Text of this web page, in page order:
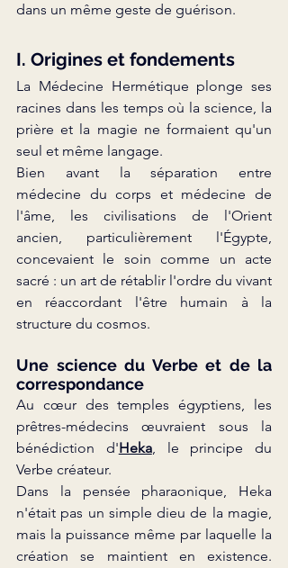
dans un même geste de guérison.
I. Origines et fondements
La Médecine Hermétique plonge ses
racines dans les temps où la science, la
prière et la magie ne formaient qu'un
seul et même langage.
Bien avant la séparation entre
médecine du corps et médecine de
l'âme, les civilisations de l'Orient
ancien, particulièrement l'Égypte,
concevaient le soin comme un acte
sacré : un art de rétablir l'ordre du vivant
en réaccordant l'être humain à la
structure du cosmos.
Une science du Verbe et de la
correspondance
Au cœur des temples égyptiens, les
prêtres-médecins œuvraient sous la
bénédiction d'Heka, le principe du
Verbe créateur.
Dans la pensée pharaonique, Heka
n'était pas un simple dieu de la magie,
mais la puissance même par laquelle la
création se maintient en existence.